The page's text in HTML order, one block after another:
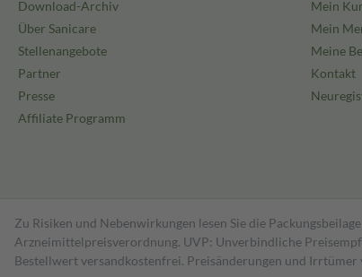
Download-Archiv
Über Sanicare
Stellenangebote
Partner
Presse
Affiliate Programm
Mein
Mein
Meine
Kontakt
Zu Risiken und Nebenwirkungen lesen Sie die
Arzneimittelpreisverordnung. UVP: Unverbindliche
Bestell­wert versand­kosten­frei. Preisänderungen und